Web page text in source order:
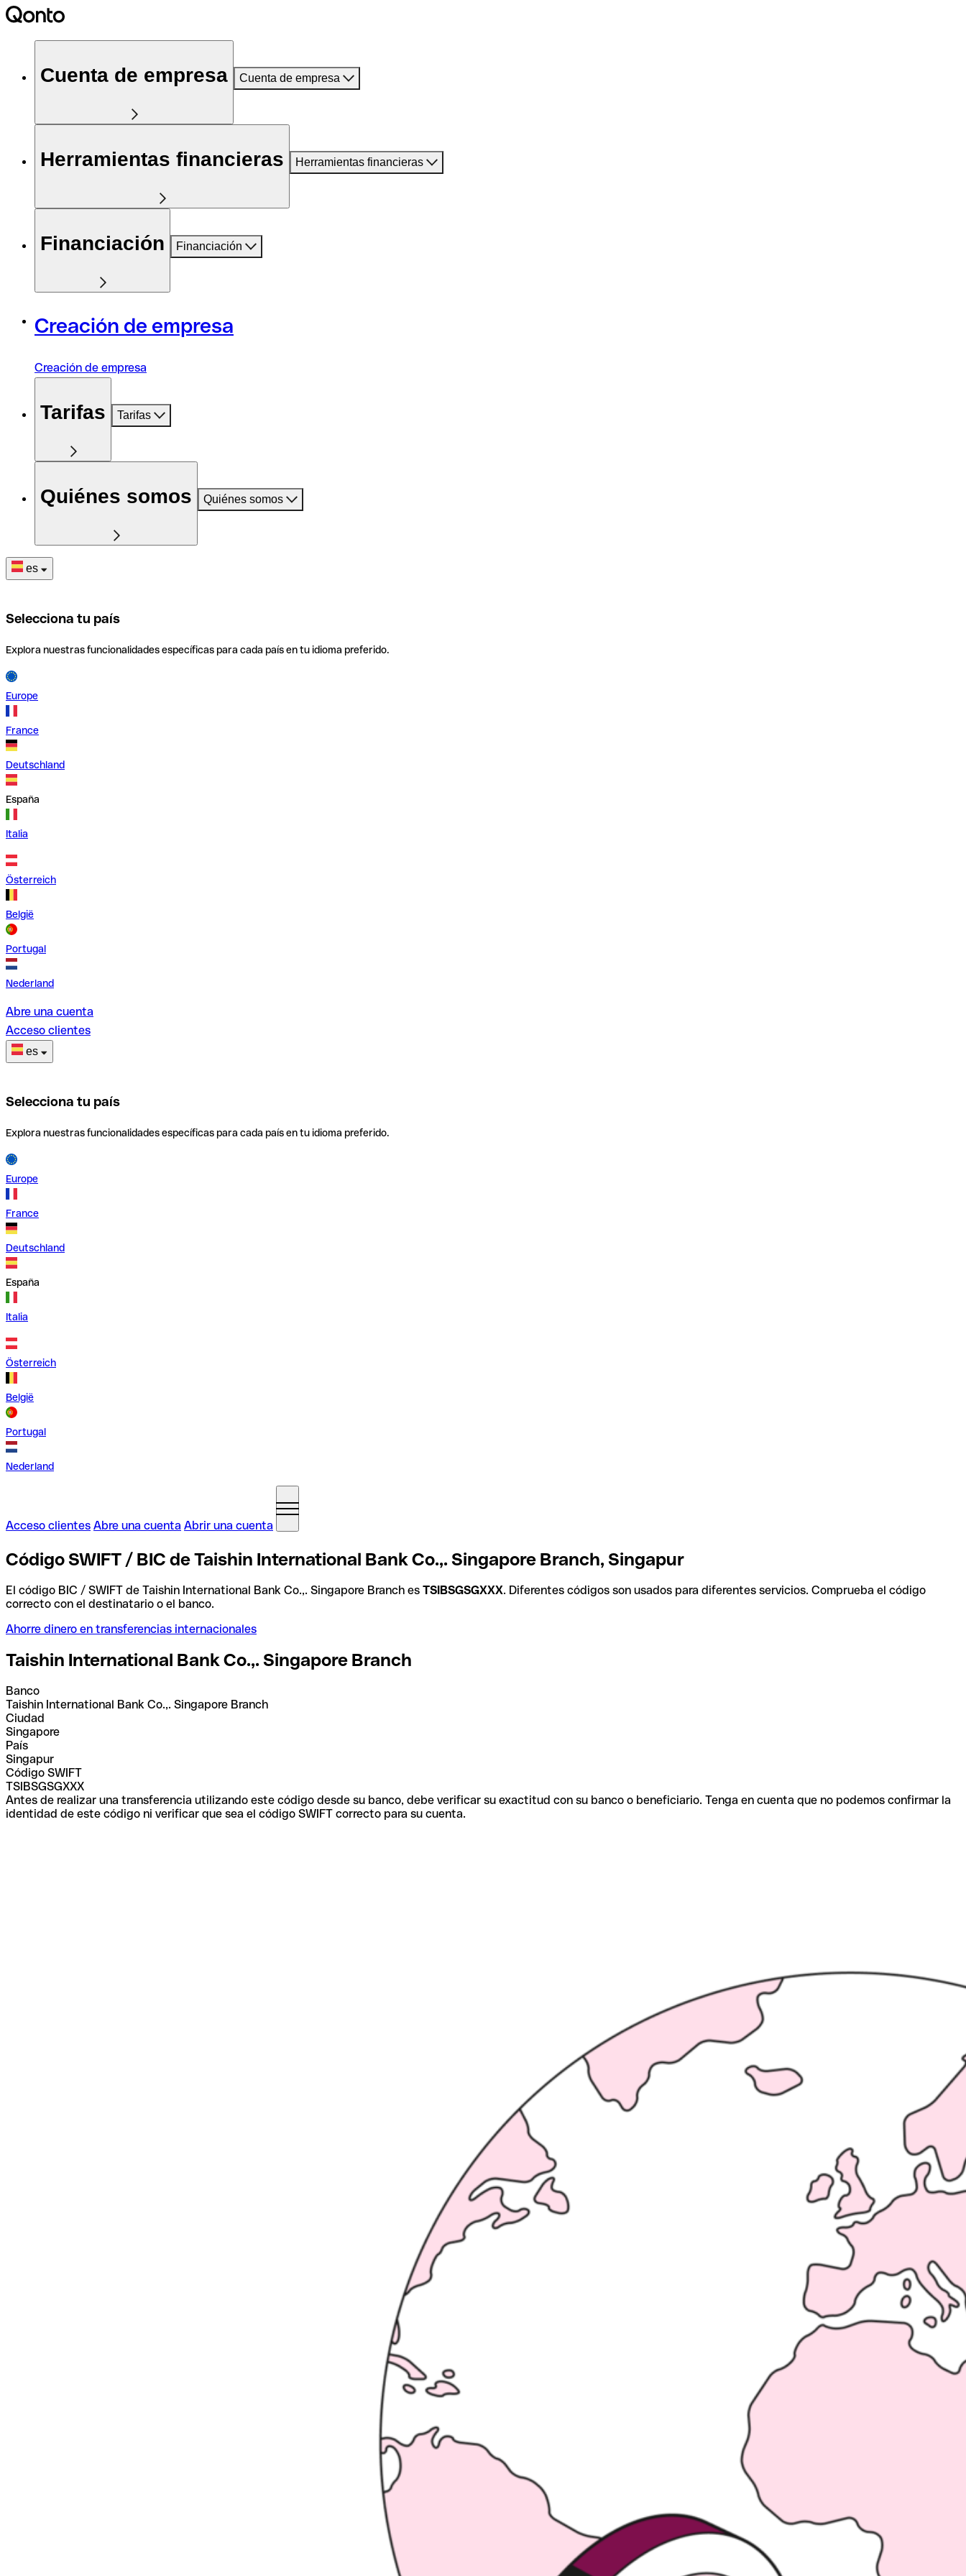
Cuenta de empresa Cuenta de empresa
Herramientas financieras Herramientas financieras
Financiación Financiación
Creación de empresa
Creación de empresa
Tarifas Tarifas
Quiénes somos Quiénes somos
es
Selecciona tu país
Explora nuestras funcionalidades específicas para cada país en tu idioma preferido.
Europe
France
Deutschland
España
Italia
Österreich
België
Portugal
Nederland
Abre una cuenta
Acceso clientes
es
Selecciona tu país
Explora nuestras funcionalidades específicas para cada país en tu idioma preferido.
Europe
France
Deutschland
España
Italia
Österreich
België
Portugal
Nederland
Acceso clientes Abre una cuenta Abrir una cuenta
Código SWIFT / BIC de Taishin International Bank Co.,. Singapore Branch, Singapur
El código BIC / SWIFT de Taishin International Bank Co.,. Singapore Branch es TSIBSGSGXXX. Diferentes códigos son usados para diferentes servicios. Comprueba el código
correcto con el destinatario o el banco.
Ahorre dinero en transferencias internacionales
Taishin International Bank Co.,. Singapore Branch
Banco
Taishin International Bank Co.,. Singapore Branch
Ciudad
Singapore
País
Singapur
Código SWIFT
TSIBSGSGXXX
Antes de realizar una transferencia utilizando este código desde su banco, debe verificar su exactitud con su banco o beneficiario. Tenga en cuenta que no podemos confirmar la
identidad de este código ni verificar que sea el código SWIFT correcto para su cuenta.